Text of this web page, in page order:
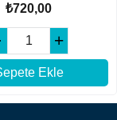
₺720,00
Ekle